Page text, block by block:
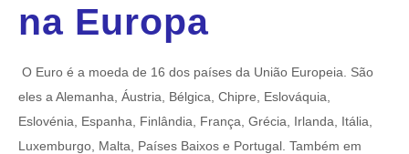
na Europa
O Euro é a moeda de 16 dos países da União Europeia. São
eles a Alemanha, Áustria, Bélgica, Chipre, Eslováquia,
Eslovénia, Espanha, Finlândia, França, Grécia, Irlanda, Itália,
Luxemburgo, Malta, Países Baixos e Portugal. Também em